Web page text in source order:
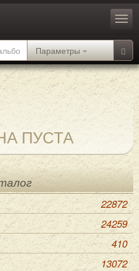
Параметры
ПУСТА
22872
24259
410
13072